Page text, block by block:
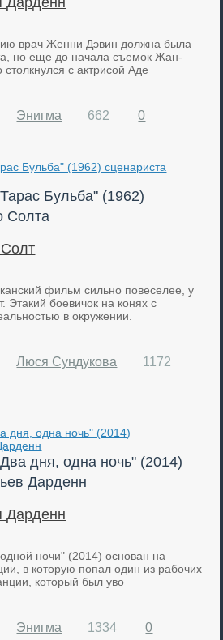
врач Женни Дэвин должна была
но еще до начала съемок Жан-
с актрисой Аде
Энигма 662 0
Бульба" (1962)
Солта
фильм сильно повеселее, у
Этакий боевичок на конях с
в окружении.
Люся Сундукова
1172
дня, одна ночь" (2014)
Дарденн
Дарденн
ночи" (2014) основан на
в которую попал один из рабочих
который был уво
Энигма 1334 0